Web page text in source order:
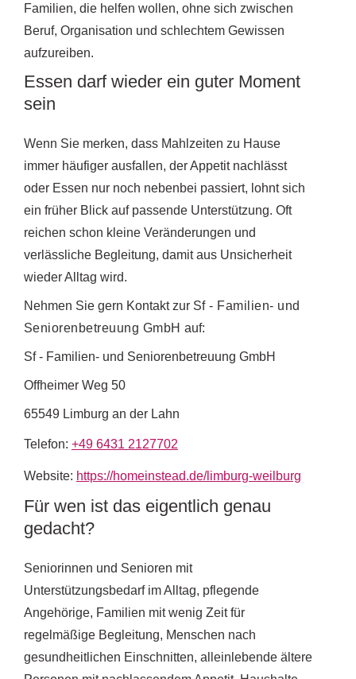
Familien, die helfen wollen, ohne sich zwischen
Beruf, Organisation und schlechtem Gewissen
aufzureiben.
Essen darf wieder ein guter Moment
sein
Wenn Sie merken, dass Mahlzeiten zu Hause
immer häufiger ausfallen, der Appetit nachlässt
oder Essen nur noch nebenbei passiert, lohnt sich
ein früher Blick auf passende Unterstützung. Oft
reichen schon kleine Veränderungen und
verlässliche Begleitung, damit aus Unsicherheit
wieder Alltag wird.
Nehmen Sie gern Kontakt zur Sf - Familien- und
Seniorenbetreuung GmbH auf:
Sf - Familien- und Seniorenbetreuung GmbH
Offheimer Weg 50
65549 Limburg an der Lahn
Telefon: +49 6431 2127702
Website: https://homeinstead.de/limburg-weilburg
Für wen ist das eigentlich genau
gedacht?
Seniorinnen und Senioren mit
Unterstützungsbedarf im Alltag, pflegende
Angehörige, Familien mit wenig Zeit für
regelmäßige Begleitung, Menschen nach
gesundheitlichen Einschnitten, alleinlebende ältere